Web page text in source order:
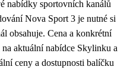
nabídky sportovních kanálů
Nova Sport 3 je nutné si
obsahuje. Cena a konkrétní
aktuální nabídce Skylinku a
ceny a dostupnosti balíčku